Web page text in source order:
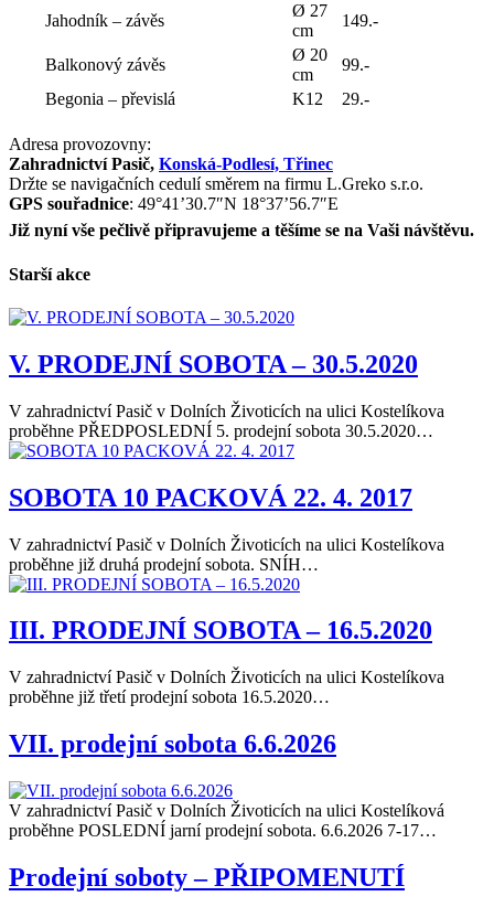
Jahodník – závěs
Ø 27
cm
149.-
Balkonový závěs
Ø 20
cm
99.-
Begonia – převislá
K12 29.-
Adresa provozovny:
Zahradnictví Pasič, Konská-Podlesí, Třinec
Držte se navigačních cedulí směrem na firmu L.Greko s.r.o.
GPS souřadnice: 49°41’30.7″N 18°37’56.7″E
Již nyní vše pečlivě připravujeme a těšíme se na Vaši návštěvu.
Starší akce
V. PRODEJNÍ SOBOTA – 30.5.2020
V zahradnictví Pasič v Dolních Životicích na ulici Kostelíkova
proběhne PŘEDPOSLEDNÍ 5. prodejní sobota 30.5.2020…
SOBOTA 10 PACKOVÁ 22. 4. 2017
V zahradnictví Pasič v Dolních Životicích na ulici Kostelíkova
proběhne již druhá prodejní sobota. SNÍH…
III. PRODEJNÍ SOBOTA – 16.5.2020
V zahradnictví Pasič v Dolních Životicích na ulici Kostelíkova
proběhne již třetí prodejní sobota 16.5.2020…
VII. prodejní sobota 6.6.2026
V zahradnictví Pasič v Dolních Životicích na ulici Kostelíková
proběhne POSLEDNÍ jarní prodejní sobota. 6.6.2026 7-17…
Prodejní soboty – PŘIPOMENUTÍ